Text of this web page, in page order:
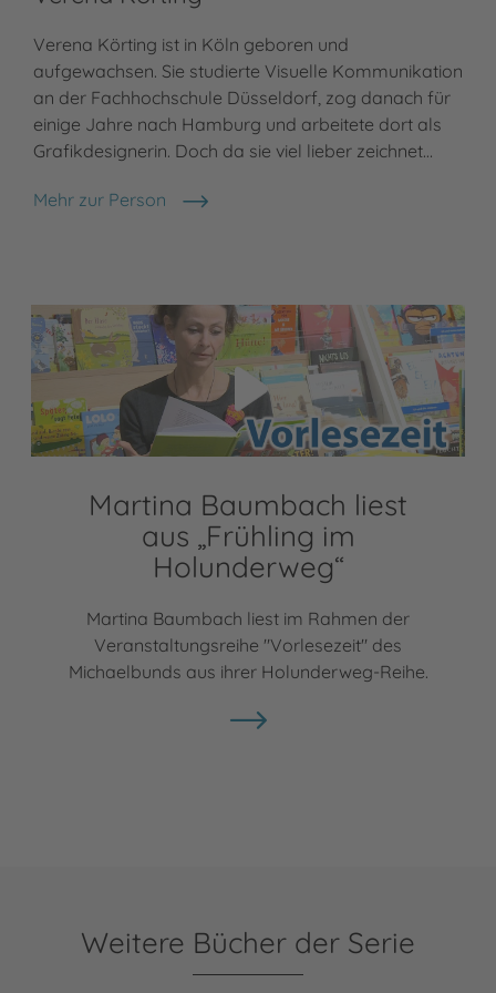
Verena Körting ist in Köln geboren und
aufgewachsen. Sie studierte Visuelle Kommunikation
an der Fachhochschule Düsseldorf, zog danach für
einige Jahre nach Hamburg und arbeitete dort als
Grafikdesignerin. Doch da sie viel lieber zeichnet…
Mehr zur Person
Verena Körting
Video abspielen
Martina Baumbach liest
aus „Frühling im
Holunderweg“
Martina Baumbach liest im Rahmen der
Veranstaltungsreihe "Vorlesezeit" des
Michaelbunds aus ihrer Holunderweg-Reihe.
Weitere Bücher der Serie